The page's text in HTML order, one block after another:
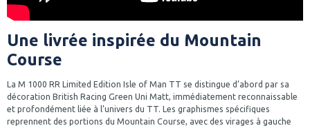
Une livrée inspirée du Mountain
Course
La M 1000 RR Limited Edition Isle of Man TT se distingue d’abord par sa
décoration British Racing Green Uni Matt, immédiatement reconnaissable
et profondément liée à l’univers du TT. Les graphismes spécifiques
reprennent des portions du Mountain Course, avec des virages à gauche